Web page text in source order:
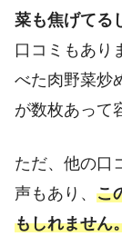
菜も焦げてる
口コミもあり
べた肉野菜炒
が数枚あって
ただ、他の口
声もあり、 こ
もしれません